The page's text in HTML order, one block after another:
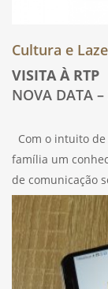
Cultura e
VISITA À RTP
NOVA DATA
Com o intuito
família um
de comunicação
televisão, os
Quadros e